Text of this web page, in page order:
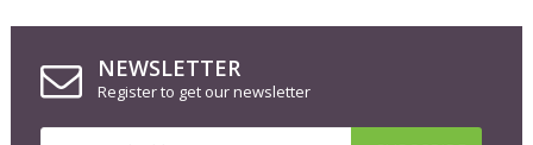
NEWSLETTER
Register to get our newsletter